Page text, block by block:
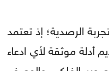
الرصدية؛ إذ تعتمد
أدلة موثقة لأي ادعاء